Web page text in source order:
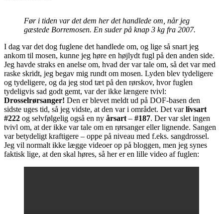
Før i tiden var det dem her det handlede om, når jeg
gæstede Borremosen. En suder på knap 3 kg fra 2007.
I dag var det dog fuglene det handlede om, og lige så snart jeg
ankom til mosen, kunne jeg høre en højlydt fugl på den anden side.
Jeg havde straks en anelse om, hvad der var tale om, så det var med
raske skridt, jeg begav mig rundt om mosen. Lyden blev tydeligere
og tydeligere, og da jeg stod tæt på den rørskov, hvor fuglen
tydeligvis sad godt gemt, var der ikke længere tvivl:
Drosselrørsanger! Den er blevet meldt ud på DOF-basen den
sidste uges tid, så jeg vidste, at den var i området. Det varlivsart
#222 og selvfølgelig også en ny årsart – #187. Der var slet ingen
tvivl om, at der ikke var tale om en rørsanger eller lignende. Sangen
var betydeligt kraftigere – oppe på niveau med f.eks. sangdrossel.
Jeg vil normalt ikke lægge videoer op på bloggen, men jeg synes
faktisk lige, at den skal høres, så her er en lille video af fuglen: